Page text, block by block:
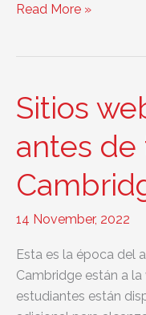
Report
Read More »
Sitios
antes
14 November, 2022
Esta es la época del
Cambridge están a
estudiantes están